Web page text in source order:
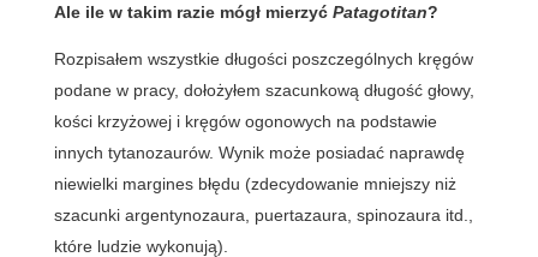
Ale ile w takim razie mógł mierzyć Patagotitan?
Rozpisałem wszystkie długości poszczególnych kręgów
podane w pracy, dołożyłem szacunkową długość głowy,
kości krzyżowej i kręgów ogonowych na podstawie
innych tytanozaurów. Wynik może posiadać naprawdę
niewielki margines błędu (zdecydowanie mniejszy niż
szacunki argentynozaura, puertazaura, spinozaura itd.,
które ludzie wykonują).